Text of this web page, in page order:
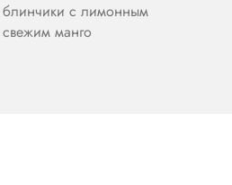
блинчики с лимонным
манго